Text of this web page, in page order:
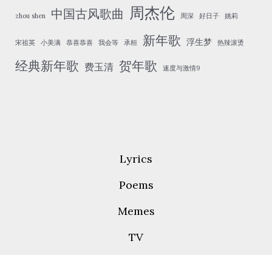
zhou shen 中国古风歌曲 周杰伦 周深 好日子 姚莉
宋祖英 小美满 恭喜恭喜 我会等 承桓 新年歌 浮生梦 热辣滚烫
经典新年歌 费玉清 贺年歌 速度与激情9
Lyrics
Poems
Memes
TV